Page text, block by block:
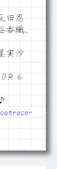
田忍
織、
実沙
Ｒ６